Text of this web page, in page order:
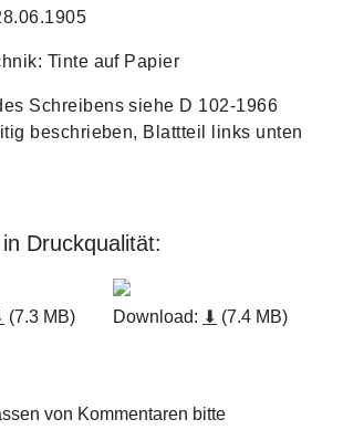
Tinte auf Papier
Schreibens siehe D 102-1966
beschrieben, Blattteil links unten
Druckqualität:
(7.3 MB) Download: ⬇ (7.4 MB)
von Kommentaren bitte